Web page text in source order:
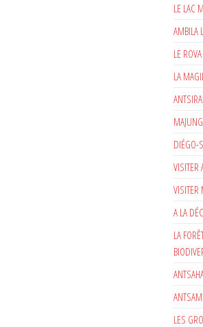
LE LAC
AMBILA
LE
LA
DIÉGO-
VISITER
VISITER
A LA
LA
LES